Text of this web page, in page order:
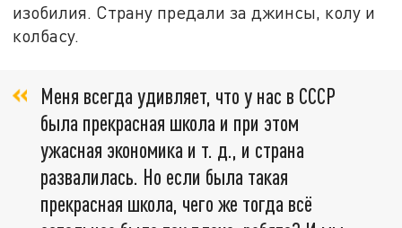
изобилия. Страну предали за джинсы, колу и
колбасу.
Меня всегда удивляет, что у нас в СССР
была прекрасная школа и при этом
ужасная экономика и т. д., и страна
развалилась. Но если была такая
прекрасная школа, чего же тогда всё